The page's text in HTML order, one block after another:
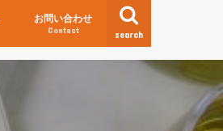
search
お問い合わせ
Contact